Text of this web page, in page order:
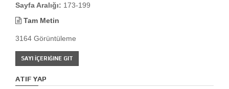
Sayfa Aralığı: 173-199
Tam Metin
3164 Görüntüleme
SAYI İÇERIĞINE GIT
ATIF YAP